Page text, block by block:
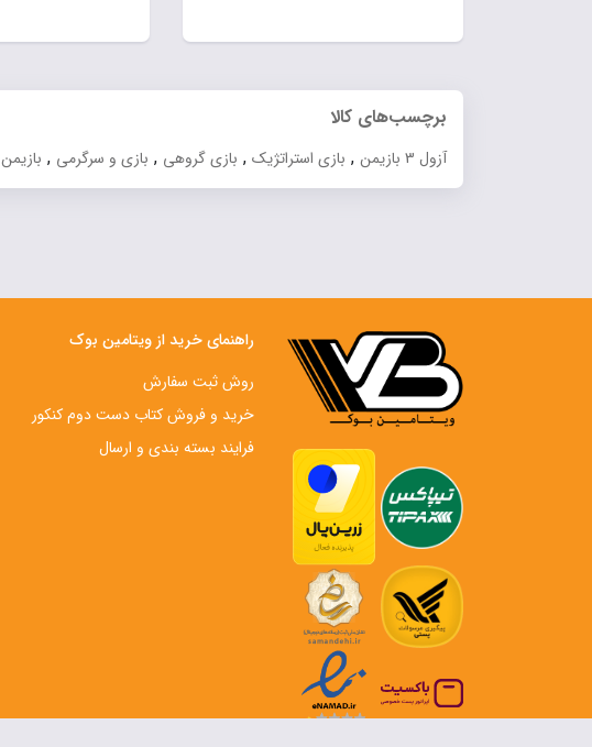
برچسب‌های کالا
آزول 3 بازیمن , بازی استراتژیک , بازی گروهی , بازی و سرگرمی , بازیمن
راهنمای خرید از ویتامین بوک
روش ثبت سفارش
خرید و فروش کتاب دست‌ دوم کنکور
فرایند بسته بندی و ارسال